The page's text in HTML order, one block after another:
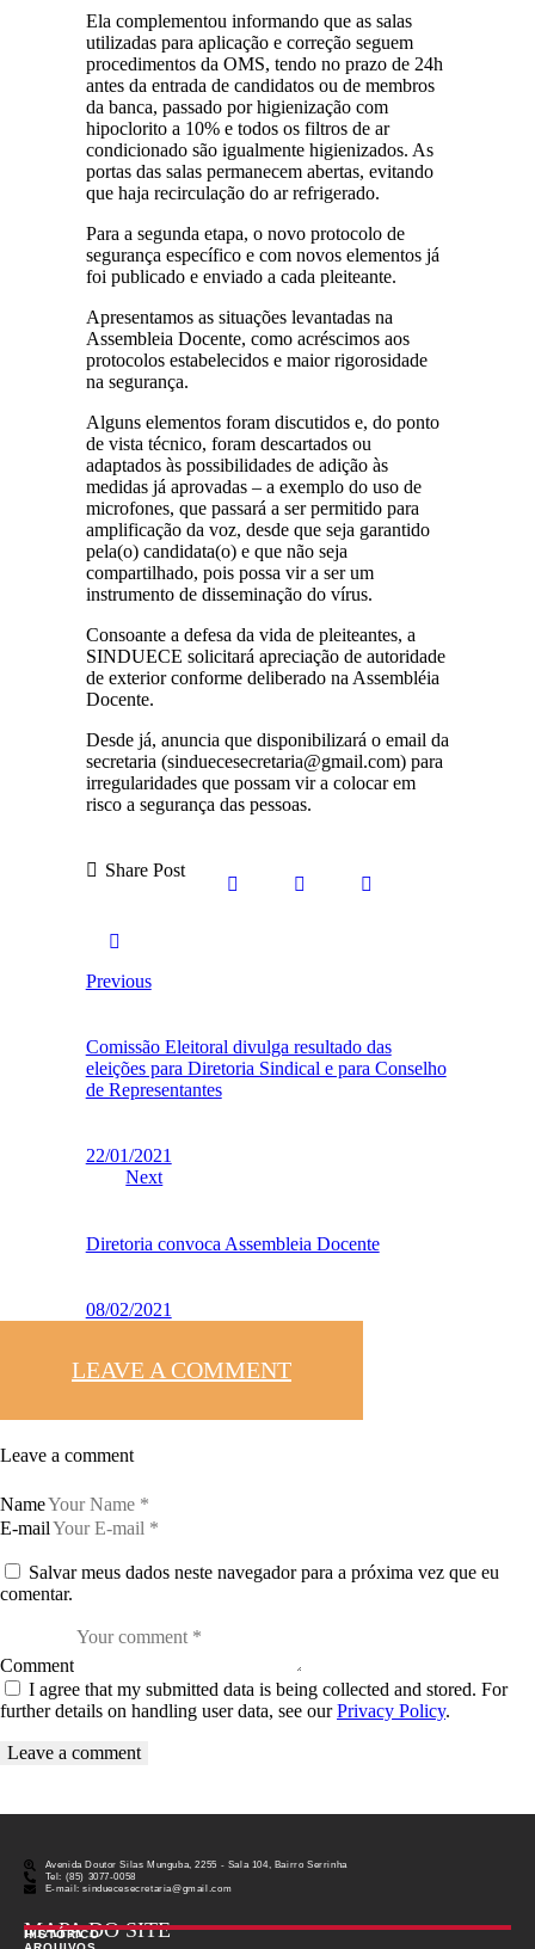
Ela complementou informando que as salas
utilizadas para aplicação e correção seguem
procedimentos da OMS, tendo no prazo de 24h
antes da entrada de candidatos ou de membros
da banca, passado por higienização com
hipoclorito a 10% e todos os filtros de ar
condicionado são igualmente higienizados. As
portas das salas permanecem abertas, evitando
que haja recirculação do ar refrigerado.
Para a segunda etapa, o novo protocolo de
segurança específico e com novos elementos já
foi publicado e enviado a cada pleiteante.
Apresentamos as situações levantadas na
Assembleia Docente, como acréscimos aos
protocolos estabelecidos e maior rigorosidade
na segurança.
Alguns elementos foram discutidos e, do ponto
de vista técnico, foram descartados ou
adaptados às possibilidades de adição às
medidas já aprovadas – a exemplo do uso de
microfones, que passará a ser permitido para
amplificação da voz, desde que seja garantido
pela(o) candidata(o) e que não seja
compartilhado, pois possa vir a ser um
instrumento de disseminação do vírus.
Consoante a defesa da vida de pleiteantes, a
SINDUECE solicitará apreciação de autoridade
de exterior conforme deliberado na Assembléia
Docente.
Desde já, anuncia que disponibilizará o email da
secretaria (sinduecesecretaria@gmail.com) para
irregularidades que possam vir a colocar em
risco a segurança das pessoas.
Share Post
Previous
Comissão Eleitoral divulga resultado das
eleições para Diretoria Sindical e para Conselho
de Representantes
22/01/2021
Next
Diretoria convoca Assembleia Docente
08/02/2021
LEAVE A COMMENT
Leave a comment
Name
E-mail
Salvar meus dados neste navegador para a próxima vez que eu
comentar.
Comment
I agree that my submitted data is being collected and stored. For
further details on handling user data, see ourPrivacy Policy.
Avenida Doutor Silas Munguba, 2255 - Sala 104, Bairro Serrinha
Tel: (85) 3077-0058
E-mail: sinduecesecretaria@gmail.com
MAPA DO SITE
HISTÓRICO